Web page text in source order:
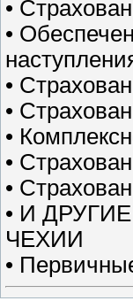
•
•
•
•
•
•
•
• И
ЧЕХИИ
•